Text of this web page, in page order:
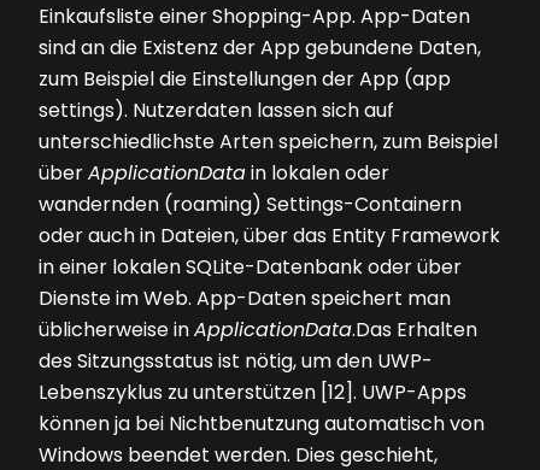
Einkaufsliste einer Shopping-App. App-Daten
sind an die Existenz der App gebundene Daten,
zum Beispiel die Einstellungen der App (app
settings). Nutzerdaten lassen sich auf
unterschiedlichste Arten speichern, zum Beispiel
überApplicationDatain lokalen oder
wandernden (roaming) Settings-Containern
oder auch in Dateien, über das Entity Framework
in einer lokalen SQLite-Datenbank oder über
Dienste im Web. App-Daten speichert man
üblicherweise inApplicationData.Das Erhalten
des Sitzungsstatus ist nötig, um den UWP-
Lebenszyklus zu unterstützen [12]. UWP-Apps
können ja bei Nichtbenutzung automatisch von
Windows beendet werden. Dies geschieht,